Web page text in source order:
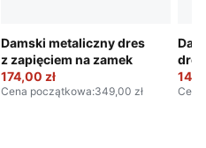
Damski metaliczny dres
z zapięciem na zamek
174,00 zł
Cena początkowa:349,00 zł